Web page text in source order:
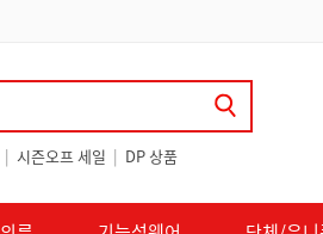
| 시즌오프 세일 | DP 상품